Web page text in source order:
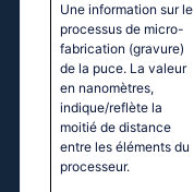
Une information sur le
processus de micro-
fabrication (gravure)
de la puce. La valeur
en nanomètres,
indique/reflète la
moitié de distance
entre les éléments du
processeur.